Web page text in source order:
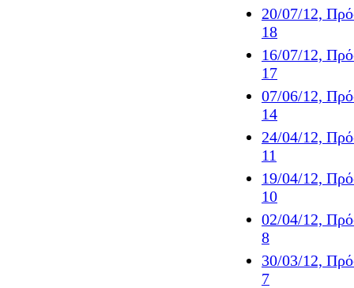
20/07/12,
18
16/07/12,
17
07/06/12,
14
24/04/12,
11
19/04/12,
10
02/04/12,
8
30/03/12,
7